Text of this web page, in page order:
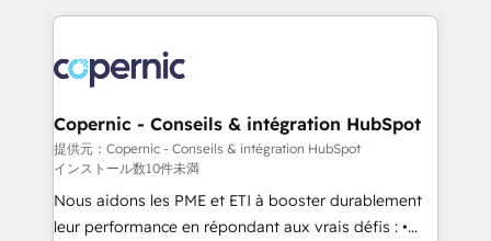
there’s a good chance one of our globally integrated
explore whether S2 is the partner you’ve been
looking for...and get your next big initiative moving!
technical execution to solve the right problem at the
implement your CRM. We engineer revenue
outcomes for the GTM owner on HubSpot. We Build
Different Because We're Built Different: - Secure:
Soc2 compliant 🛡️ - Onboarding: Implementations
starting from $1,5k - Clay: Elite Studio Solutions
Partner 🤝 - Global: 75+ RPers across five continents
🌐 - Scale: Largest organically grown & fastest tiering
Copernic - Conseils & intégration HubSpot
提供元：Copernic - Conseils & intégration HubSpot
インストール数10件未満
Nous aidons les PME et ETI à booster durablement
leur performance en répondant aux vrais défis : •